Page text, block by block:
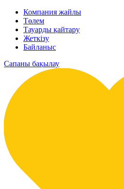
Компания жайлы
Төлем
Тауарды қайтару
Жеткізу
Байланыс
Сапаны бақылау